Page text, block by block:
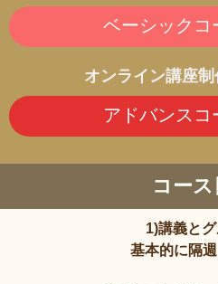
ベーシックコ
オンライン講座
アドバンスコ
コー
1)講義と
基本的に隔